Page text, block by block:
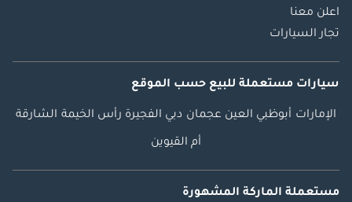
اعلن معنا
تجار السيارات
سيارات مستعملة للبيع حسب الموقع
الإمارات أبوظبي العين عجمان دبي الفجيرة رأس الخيمة الشارقة
أم القيوين
مستعملة الماركة المشهورة